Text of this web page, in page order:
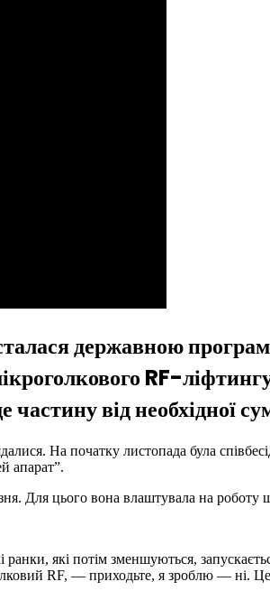
державною
RF-
від необхідної
На початку листопада була
апарат”.
Для цього вона влаштувала на
які потім зменшуються,
RF, — приходьте, я зроблю — ні.